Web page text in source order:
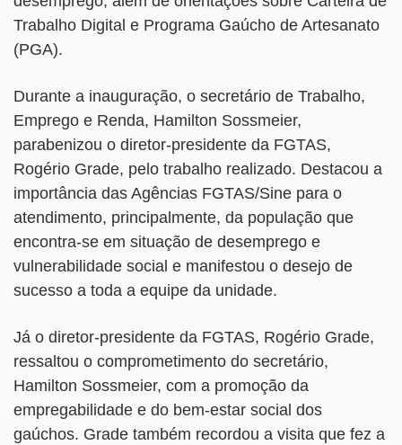
Trabalho Digital e Programa Gaúcho de Artesanato
(PGA).
Durante a inauguração, o secretário de Trabalho,
Emprego e Renda, Hamilton Sossmeier,
parabenizou o diretor-presidente da FGTAS,
Rogério Grade, pelo trabalho realizado. Destacou a
importância das Agências FGTAS/Sine para o
atendimento, principalmente, da população que
encontra-se em situação de desemprego e
vulnerabilidade social e manifestou o desejo de
sucesso a toda a equipe da unidade.
Já o diretor-presidente da FGTAS, Rogério Grade,
ressaltou o comprometimento do secretário,
Hamilton Sossmeier, com a promoção da
empregabilidade e do bem-estar social dos
gaúchos. Grade também recordou a visita que fez a